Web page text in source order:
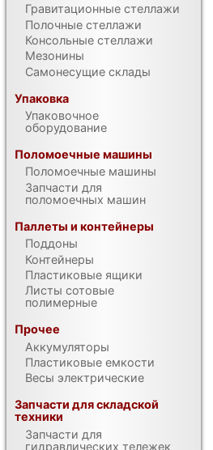
Гравитационные стеллажи
Полочные стеллажи
Консольные стеллажи
Мезонины
Самонесущие склады
Упаковка
Упаковочное
оборудование
Поломоечные машины
Поломоечные машины
Запчасти для
поломоечных машин
Паллеты и контейнеры
Поддоны
Контейнеры
Пластиковые ящики
Листы сотовые
полимерные
Прочее
Аккумуляторы
Пластиковые емкости
Весы электрические
Запчасти для складской
техники
Запчасти для
гидравлических тележек